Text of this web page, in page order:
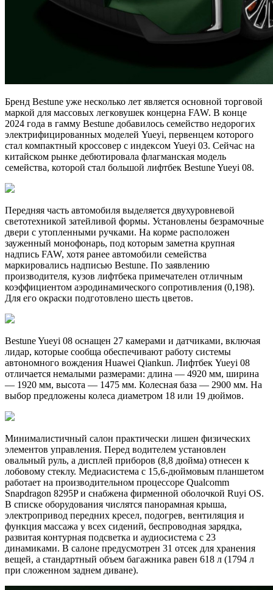
Бренд Bestune уже несколько лет является основной торговой
маркой для массовых легковушек концерна FAW. В конце
2024 года в гамму Bestune добавилось семейство недорогих
электрифицированных моделей Yueyi, первенцем которого
стал компактный кроссовер с индексом Yueyi 03. Сейчас на
китайском рынке дебютировала флагманская модель
семейства, которой стал большой лифтбек Bestune Yueyi 08.
Передняя часть автомобиля выделяется двухуровневой
светотехникой затейливой формы. Установлены безрамочные
двери с утопленными ручками. На корме расположен
зауженный монофонарь, под которым заметна крупная
надпись FAW, хотя ранее автомобили семейства
маркировались надписью Bestune. По заявлению
производителя, кузов лифтбека примечателен отличным
коэффициентом аэродинамического сопротивления (0,198).
Для его окраски подготовлено шесть цветов.
Bestune Yueyi 08 оснащен 27 камерами и датчиками, включая
лидар, которые сообща обеспечивают работу системы
автономного вождения Huawei Qiankun. Лифтбек Yueyi 08
отличается немалыми размерами: длина — 4920 мм, ширина
— 1920 мм, высота — 1475 мм. Колесная база — 2900 мм. На
выбор предложены колеса диаметром 18 или 19 дюймов.
Минималистичный салон практически лишен физических
элементов управления. Перед водителем установлен
овальный руль, а дисплей приборов (8,8 дюйма) отнесен к
лобовому стеклу. Медиасистема с 15,6-дюймовым планшетом
работает на производительном процессоре Qualcomm
Snapdragon 8295P и снабжена фирменной оболочкой Ruyi OS.
В списке оборудования числятся панорамная крыша,
электропривод передних кресел, подогрев, вентиляция и
функция массажа у всех сидений, беспроводная зарядка,
развитая контурная подсветка и аудиосистема с 23
динамиками. В салоне предусмотрен 31 отсек для хранения
вещей, а стандартный объем багажника равен 618 л (1794 л
при сложенном заднем диване).